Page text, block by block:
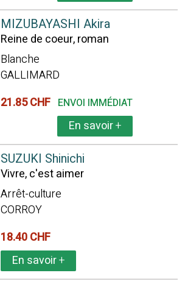
MIZUBAYASHI Akira
Reine de coeur, roman
Blanche
GALLIMARD
21.85 CHF ENVOI IMMÉDIAT
En savoir+
SUZUKI Shinichi
Vivre, c'est aimer
Arrêt-culture
CORROY
18.40 CHF
En savoir+